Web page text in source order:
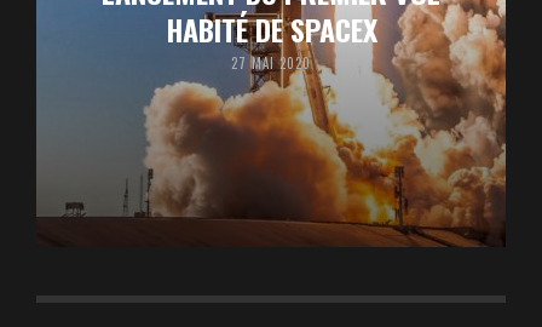
HABITÉ DE SPACEX
27 MAI 2020